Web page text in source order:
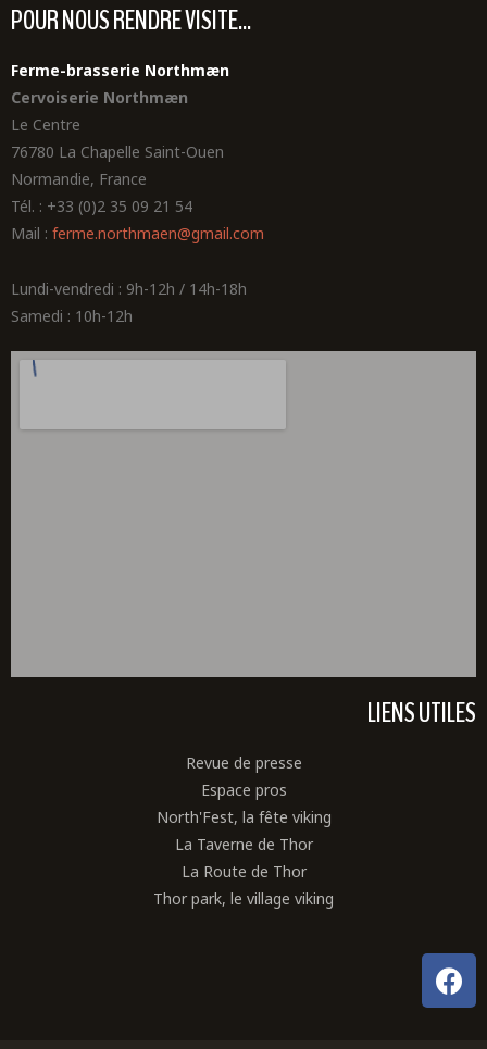
POUR NOUS RENDRE VISITE...
Ferme-brasserie Northmæn
Cervoiserie Northmæn
Le Centre
76780 La Chapelle Saint-Ouen
Normandie, France
Tél. : +33 (0)2 35 09 21 54
Mail : ferme.northmaen@gmail.com
Lundi-vendredi : 9h-12h / 14h-18h
Samedi : 10h-12h
LIENS UTILES
Revue de presse
Espace pros
North'Fest, la fête viking
La Taverne de Thor
La Route de Thor
Thor park, le village viking